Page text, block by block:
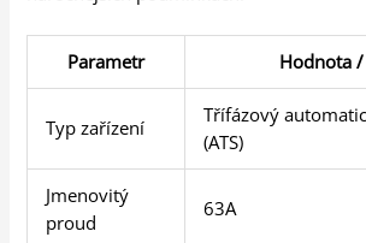
Parametr Hodnota
Typ zařízení
Třífázový
(ATS)
Jmenovitý
proud
63A